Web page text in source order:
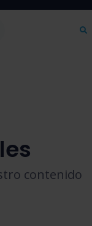
contenido